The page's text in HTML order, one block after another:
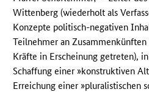
Wittenberg (wiederholt als
Konzepte politisch-negativen
Teilnehmer an
Kräfte in Erscheinung getreten),
Schaffung einer »konstruktiven
Erreichung einer »pluralistischen